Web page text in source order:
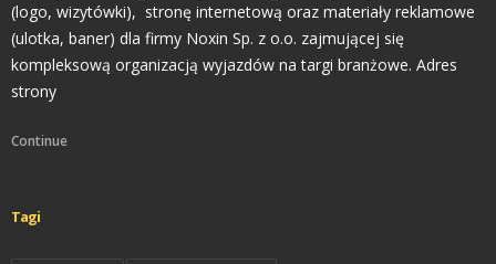
(logo, wizytówki), stronę internetową oraz materiały reklamowe
(ulotka, baner) dla firmy Noxin Sp. z o.o. zajmującej się
kompleksową organizacją wyjazdów na targi branżowe. Adres
strony
Continue
Tagi